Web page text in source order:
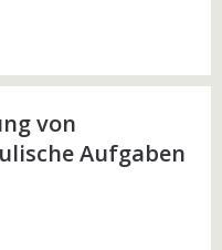
von
Aufgaben